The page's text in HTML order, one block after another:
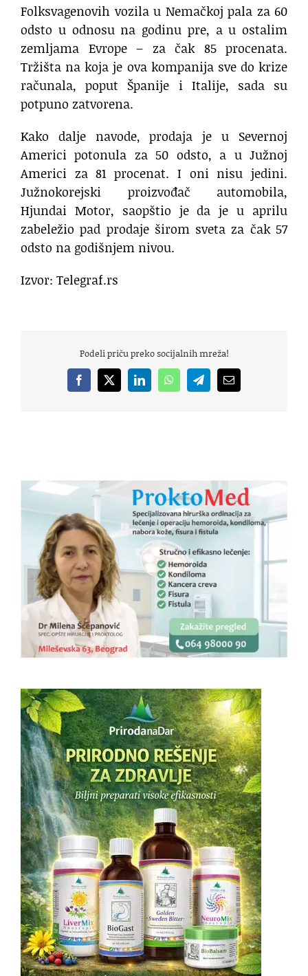
Folksvagenovih vozila u Nemačkoj pala za 60
odsto u odnosu na godinu pre, a u ostalim
zemljama Evrope – za čak 85 procenata.
Tržišta na koja je ova kompanija sve do krize
računala, poput Španije i Italije, sada su
potpuno zatvorena.
Kako dalje navode, prodaja je u Severnoj
Americi potonula za 50 odsto, a u Južnoj
Americi za 81 procenat. I oni nisu jedini.
Južnokorejski proizvođač automobila,
Hjundai Motor, saopštio je da je u aprilu
zabeležio pad prodaje širom sveta za čak 57
odsto na godišnjem nivou.
Izvor: Telegraf.rs
Podeli priču preko socijalnih mreža!
Facebook
X LinkedInWhatsAppTelegramEmail